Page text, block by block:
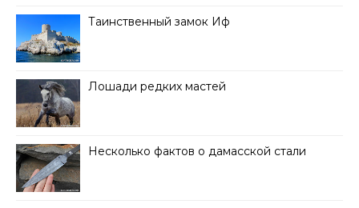
Таинственный замок Иф
Лошади редких мастей
Несколько фактов о дамасской стали